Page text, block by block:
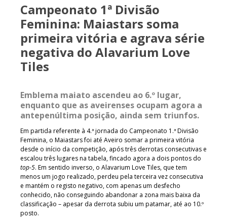
Campeonato 1ª Divisão
Feminina: Maiastars soma
primeira vitória e agrava série
negativa do Alavarium Love
Tiles
Emblema maiato ascendeu ao 6.º lugar,
enquanto que as aveirenses ocupam agora a
antepenúltima posição, ainda sem triunfos.
Em partida referente à 4.ª jornada do Campeonato 1.ª Divisão
Feminina, o Maiastars foi até Aveiro somar a primeira vitória
desde o início da competição, após três derrotas consecutivas e
escalou três lugares na tabela, fincado agora a dois pontos do
top-5. Em sentido inverso, o Alavarium Love Tiles, que tem
menos um jogo realizado, perdeu pela terceira vez consecutiva
e mantém o registo negativo, com apenas um desfecho
conhecido, não conseguindo abandonar a zona mais baixa da
classificação – apesar da derrota subiu um patamar, até ao 10.º
posto.